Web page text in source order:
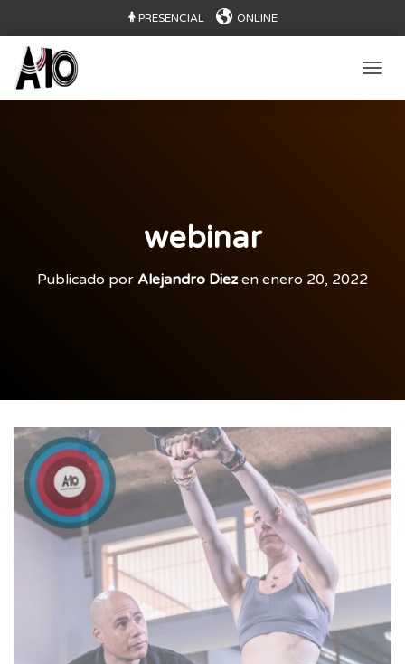
PRESENCIAL ONLINE
webinar
Publicado por Alejandro Diezen enero 20, 2022